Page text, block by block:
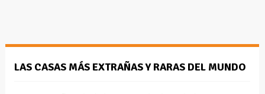
LAS CASAS MÁS EXTRAÑAS Y RARAS DEL MUNDO